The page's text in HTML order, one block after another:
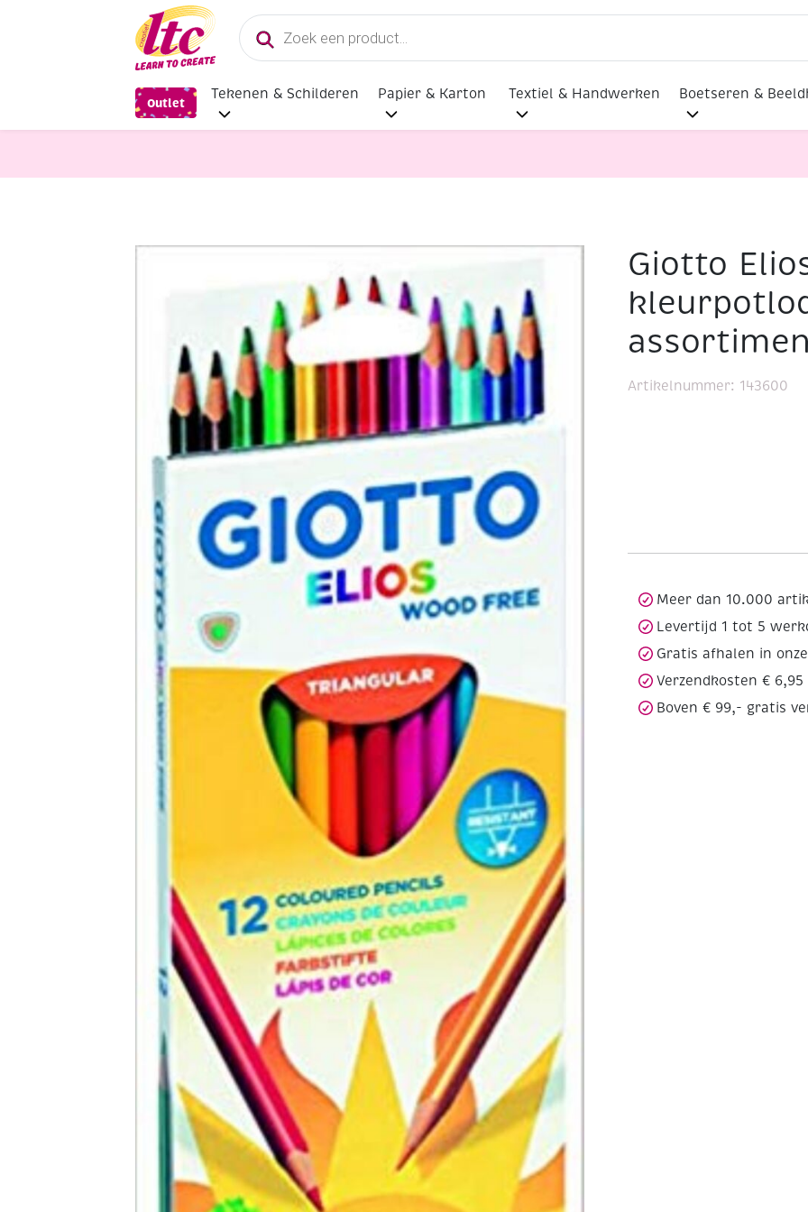
Producten
zoeken
Outlet
Tekenen & Schilderen Papier & Karton Textiel & Handwerken Boetseren &
Giotto Elios-Tri kleurpotloden, assortiment, 12 stuksGiotto
Artikelnummer: 143600
Meer dan 10.000
Levertijd 1 tot 5
Gratis afhalen in
Verzendkosten € 6,95
Boven € 99,- gratis